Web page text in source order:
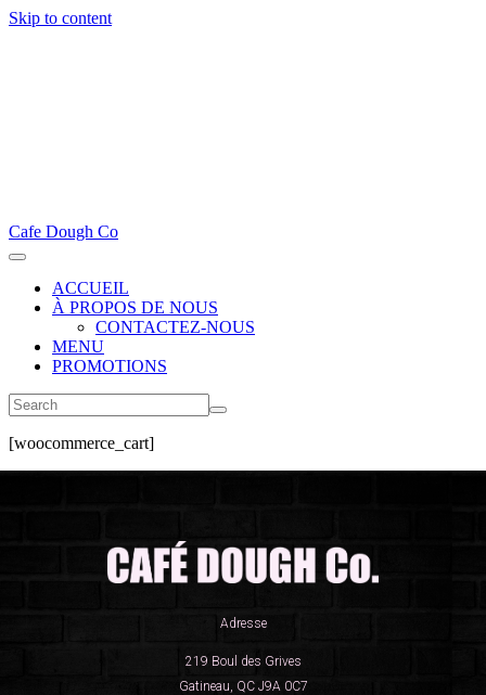
Skip to content
Cafe Dough Co
ACCUEIL
À PROPOS DE NOUS
CONTACTEZ-NOUS
MENU
PROMOTIONS
[woocommerce_cart]
Adresse
219 Boul des Grives
Gatineau, QC J9A 0C7